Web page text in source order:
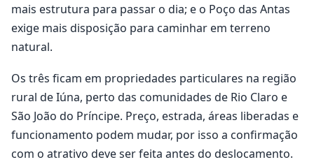
mais estrutura para passar o dia; e o Poço das Antas
exige mais disposição para caminhar em terreno
natural.
Os três ficam em propriedades particulares na região
rural de Iúna, perto das comunidades de Rio Claro e
São João do Príncipe. Preço, estrada, áreas liberadas e
funcionamento podem mudar, por isso a confirmação
com o atrativo deve ser feita antes do deslocamento.